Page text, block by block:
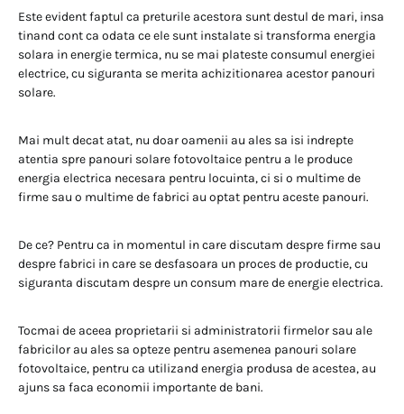
Este evident faptul ca preturile acestora sunt destul de mari, insa
tinand cont ca odata ce ele sunt instalate si transforma energia
solara in energie termica, nu se mai plateste consumul energiei
electrice, cu siguranta se merita achizitionarea acestor panouri
solare.
Mai mult decat atat, nu doar oamenii au ales sa isi indrepte
atentia spre panouri solare fotovoltaice pentru a le produce
energia electrica necesara pentru locuinta, ci si o multime de
firme sau o multime de fabrici au optat pentru aceste panouri.
De ce? Pentru ca in momentul in care discutam despre firme sau
despre fabrici in care se desfasoara un proces de productie, cu
siguranta discutam despre un consum mare de energie electrica.
Tocmai de aceea proprietarii si administratorii firmelor sau ale
fabricilor au ales sa opteze pentru asemenea panouri solare
fotovoltaice, pentru ca utilizand energia produsa de acestea, au
ajuns sa faca economii importante de bani.